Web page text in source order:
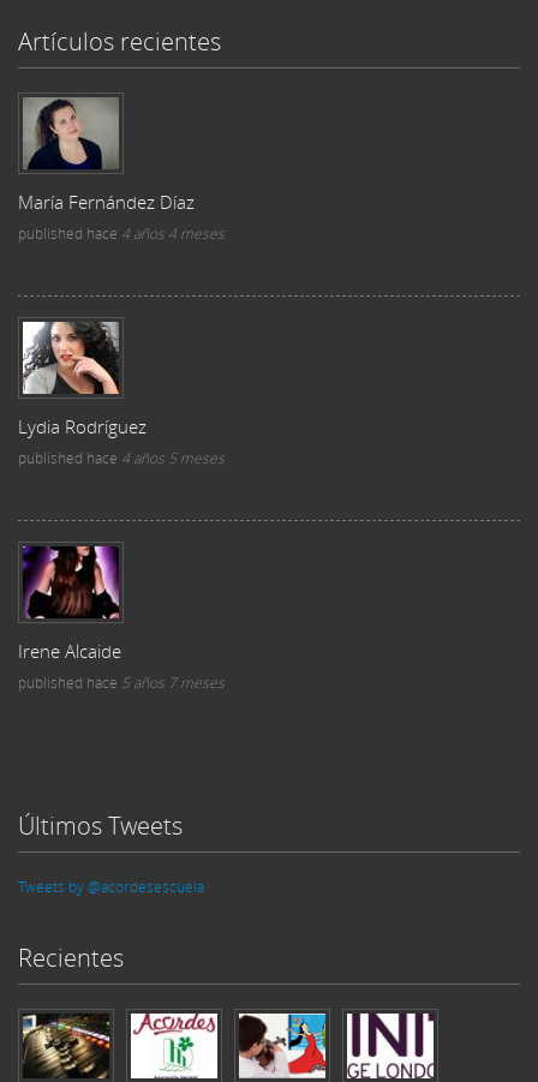
Artículos recientes
María Fernández Díaz
published hace 4 años 4 meses
Lydia Rodríguez
published hace 4 años 5 meses
Irene Alcaide
published hace 5 años 7 meses
Últimos Tweets
Tweets by @acordesescuela
Recientes